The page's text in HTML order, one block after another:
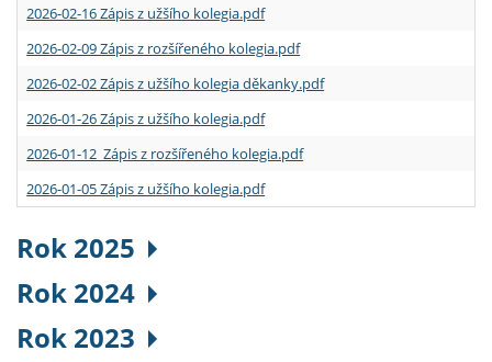
2026-02-16 Zápis z užšího kolegia.pdf
2026-02-09 Zápis z rozšířeného kolegia.pdf
2026-02-02 Zápis z užšího kolegia děkanky.pdf
2026-01-26 Zápis z užšího kolegia.pdf
2026-01-12 Zápis z rozšířeného kolegia.pdf
2026-01-05 Zápis z užšího kolegia.pdf
Rok 2025
Rok 2024
Rok 2023